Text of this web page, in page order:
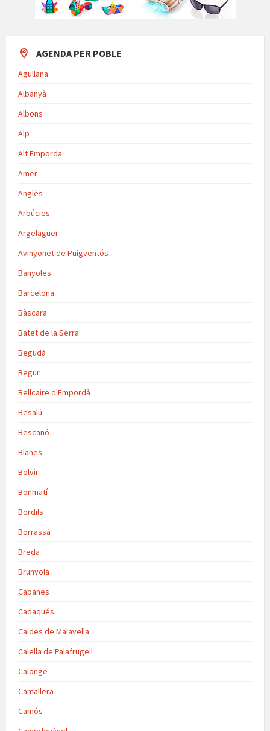
AGENDA PER POBLE
Agullana
Albanyà
Albons
Alp
Alt Emporda
Amer
Anglès
Arbúcies
Argelaguer
Avinyonet de Puigventós
Banyoles
Barcelona
Bàscara
Batet de la Serra
Begudà
Begur
Bellcaire d'Empordà
Besalú
Bescanó
Blanes
Bolvir
Bonmatí
Bordils
Borrassà
Breda
Brunyola
Cabanes
Cadaqués
Caldes de Malavella
Calella de Palafrugell
Calonge
Camallera
Camós